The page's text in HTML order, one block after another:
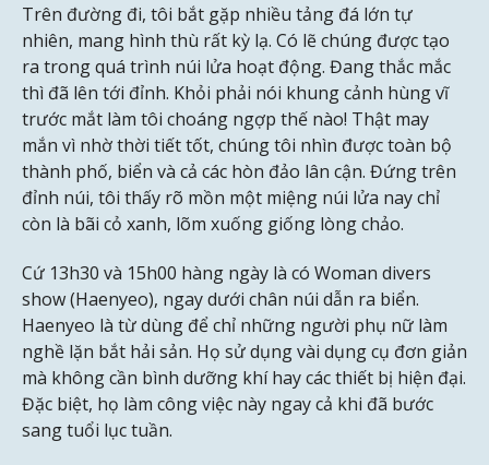
Trên đường đi, tôi bắt gặp nhiều tảng đá lớn tự
nhiên, mang hình thù rất kỳ lạ. Có lẽ chúng được tạo
ra trong quá trình núi lửa hoạt động. Đang thắc mắc
thì đã lên tới đỉnh. Khỏi phải nói khung cảnh hùng vĩ
trước mắt làm tôi choáng ngợp thế nào! Thật may
mắn vì nhờ thời tiết tốt, chúng tôi nhìn được toàn bộ
thành phố, biển và cả các hòn đảo lân cận. Đứng trên
đỉnh núi, tôi thấy rõ mồn một miệng núi lửa nay chỉ
còn là bãi cỏ xanh, lõm xuống giống lòng chảo.
Cứ 13h30 và 15h00 hàng ngày là có Woman divers
show (Haenyeo), ngay dưới chân núi dẫn ra biển.
Haenyeo là từ dùng để chỉ những người phụ nữ làm
nghề lặn bắt hải sản. Họ sử dụng vài dụng cụ đơn giản
mà không cần bình dưỡng khí hay các thiết bị hiện đại.
Đặc biệt, họ làm công việc này ngay cả khi đã bước
sang tuổi lục tuần.